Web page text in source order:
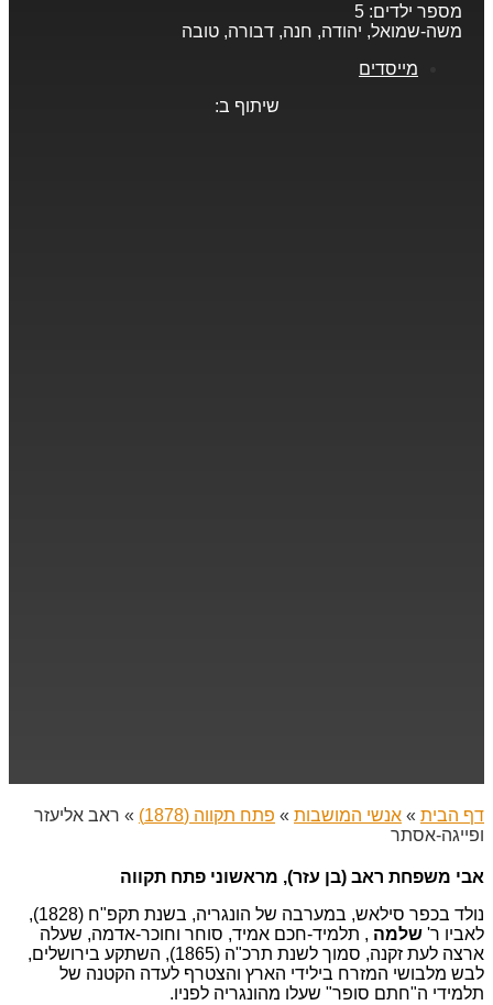
מספר ילדים: 5
משה-שמואל, יהודה, חנה, דבורה, טובה
מייסדים
שיתוף ב:
דף הבית » אנשי המושבות » פתח תקווה (1878) » ראב אליעזר
ופייגה-אסתר
אבי משפחת ראב (בן עזר), מראשוני פתח תקווה
נולד בכפר סילאש, במערבה של הונגריה, בשנת תקפ"ח (1828),
לאביו ר' שלמה , תלמיד-חכם אמיד, סוחר וחוכר-אדמה, שעלה
ארצה לעת זקנה, סמוך לשנת תרכ"ה (1865), השתקע בירושלים,
לבש מלבושי המזרח בילידי הארץ והצטרף לעדה הקטנה של
תלמידי ה"חתם סופר" שעלו מהונגריה לפניו.